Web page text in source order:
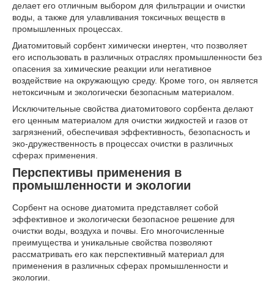
делает его отличным выбором для фильтрации и очистки
воды, а также для улавливания токсичных веществ в
промышленных процессах.
Диатомитовый сорбент химически инертен, что позволяет
его использовать в различных отраслях промышленности без
опасения за химические реакции или негативное
воздействие на окружающую среду. Кроме того, он является
нетоксичным и экологически безопасным материалом.
Исключительные свойства диатомитового сорбента делают
его ценным материалом для очистки жидкостей и газов от
загрязнений, обеспечивая эффективность, безопасность и
эко-дружественность в процессах очистки в различных
сферах применения.
Перспективы применения в
промышленности и экологии
Сорбент на основе диатомита представляет собой
эффективное и экологически безопасное решение для
очистки воды, воздуха и почвы. Его многочисленные
преимущества и уникальные свойства позволяют
рассматривать его как перспективный материал для
применения в различных сферах промышленности и
экологии.